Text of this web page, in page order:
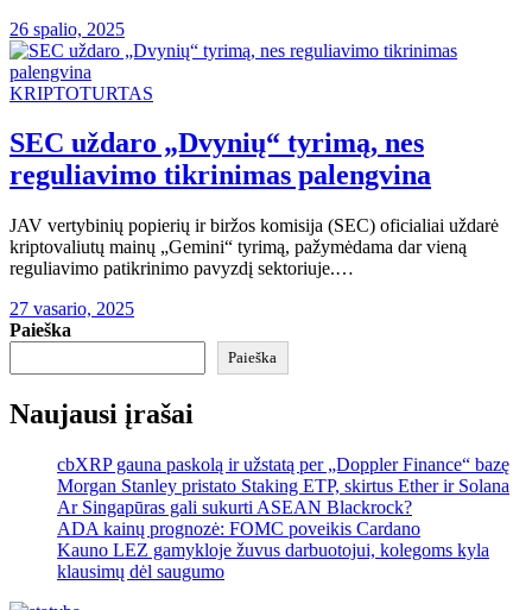
26 spalio, 2025
KRIPTOTURTAS
SEC uždaro „Dvynių“ tyrimą, nes
reguliavimo tikrinimas palengvina
JAV vertybinių popierių ir biržos komisija (SEC) oficialiai uždarė
kriptovaliutų mainų „Gemini“ tyrimą, pažymėdama dar vieną
reguliavimo patikrinimo pavyzdį sektoriuje.…
27 vasario, 2025
Paieška
Paieška
Naujausi įrašai
cbXRP gauna paskolą ir užstatą per „Doppler Finance“ bazę
Morgan Stanley pristato Staking ETP, skirtus Ether ir Solana
Ar Singapūras gali sukurti ASEAN Blackrock?
ADA kainų prognozė: FOMC poveikis Cardano
Kauno LEZ gamykloje žuvus darbuotojui, kolegoms kyla
klausimų dėl saugumo